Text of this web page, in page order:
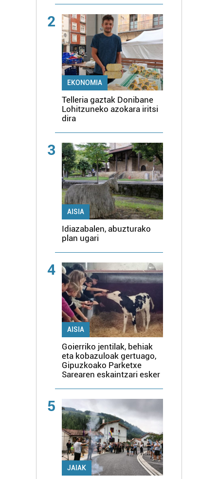
2
EKONOMIA
Telleria gaztak Donibane
Lohitzuneko azokara iritsi
dira
3
AISIA
Idiazabalen, abuzturako
plan ugari
4
AISIA
Goierriko jentilak, behiak
eta kobazuloak gertuago,
Gipuzkoako Parketxe
Sarearen eskaintzari esker
5
JAIAK